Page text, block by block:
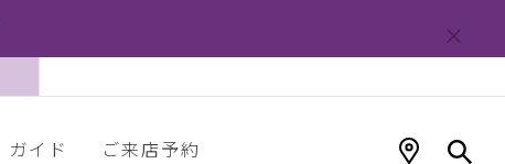
ガイド ご来店予約